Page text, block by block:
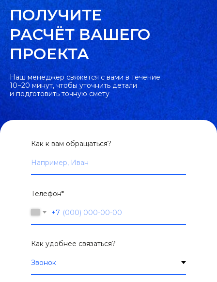
Наш менеджер свяжется с вами в течение
10−20 минут, чтобы уточнить детали
и подготовить точную смету
ПОЛУЧИТЕ
РАСЧЁТ ВАШЕГО
ПРОЕКТА
Как к вам обращаться?
Телефон*
+7
Как удобнее связаться?